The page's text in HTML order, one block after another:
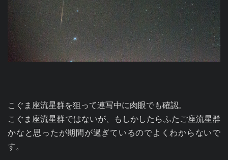
こぐま座流星群を狙って連写中に肉眼でも確認。
こぐま座流星群ではないが、もしかしたらふたご座流星群
かなと思ったが期間が過ぎているのでよくわからないで
す。